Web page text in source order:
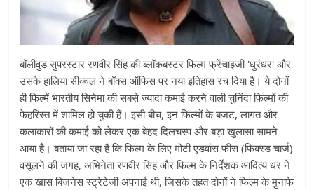
बॉलीवुड सुपरस्टार रणवीर सिंह की ब्लॉकबस्टर फिल्म फ्रेंचाइजी 'धुरंधर' और
उसके हालिया सीक्वल ने बॉक्स ऑफिस पर नया इतिहास रच दिया है। ये दोनों
ही फिल्में भारतीय सिनेमा की सबसे ज्यादा कमाई करने वाली चुनिंदा फिल्मों की
फेहरिस्त में शामिल हो चुकी हैं। इसी बीच, इन फिल्मों के बजट, लागत और
कलाकारों की कमाई को लेकर एक बेहद दिलचस्प और बड़ा खुलासा सामने
आया है। बताया जा रहा है कि फिल्म के लिए मोटी एडवांस फीस (फिक्स्ड चार्ज)
वसूलने की जगह, अभिनेता रणवीर सिंह और फिल्म के निर्देशक आदित्य धर ने
एक खास बिजनेस स्ट्रेटेजी अपनाई थी, जिसके तहत दोनों ने फिल्म के मुनाफे